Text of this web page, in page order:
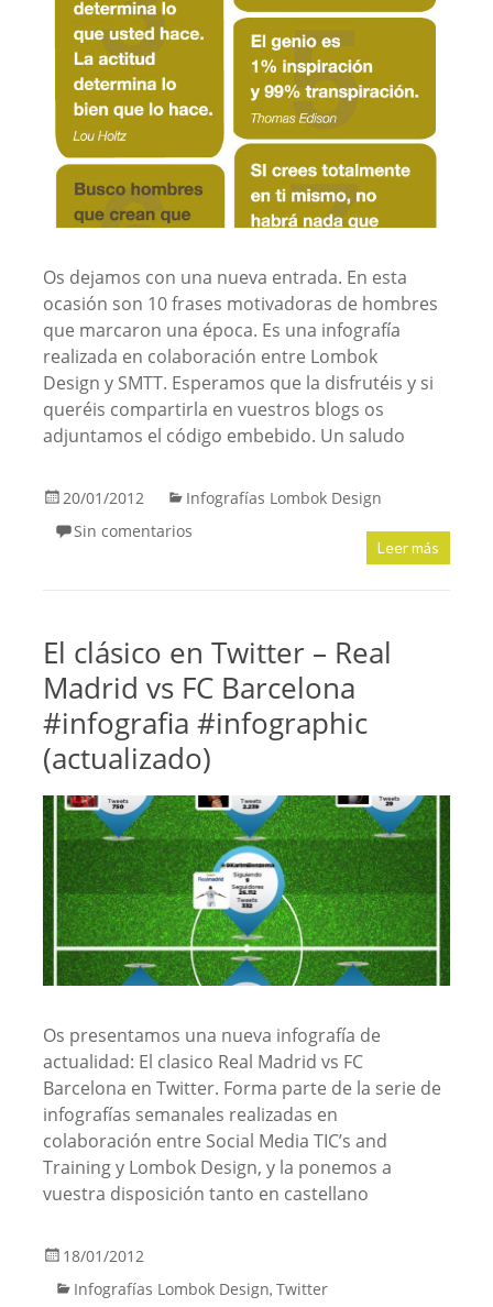
Os dejamos con una nueva entrada. En esta
ocasión son 10 frases motivadoras de hombres
que marcaron una época. Es una infografía
realizada en colaboración entre Lombok
Design y SMTT. Esperamos que la disfrutéis y si
queréis compartirla en vuestros blogs os
adjuntamos el código embebido. Un saludo
20/01/2012
Infografías Lombok Design
Sin comentarios
Leer más
El clásico en Twitter – Real
Madrid vs FC Barcelona
#infografia #infographic
(actualizado)
Os presentamos una nueva infografía de
actualidad: El clasico Real Madrid vs FC
Barcelona en Twitter. Forma parte de la serie de
infografías semanales realizadas en
colaboración entre Social Media TIC’s and
Training y Lombok Design, y la ponemos a
vuestra disposición tanto en castellano
18/01/2012
Infografías Lombok Design, Twitter